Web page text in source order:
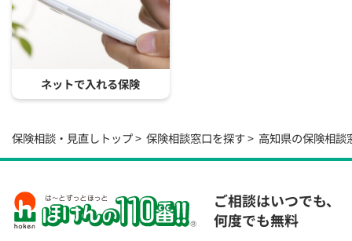
ネットで入れる保険
保険相談・見直しトップ 保険相談窓口を探す 高知県の保険相談
ご相談はいつでも、
何度でも無料